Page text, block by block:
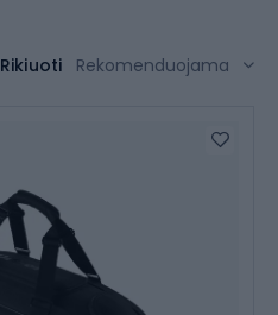
Rikiuoti Rekomenduojama